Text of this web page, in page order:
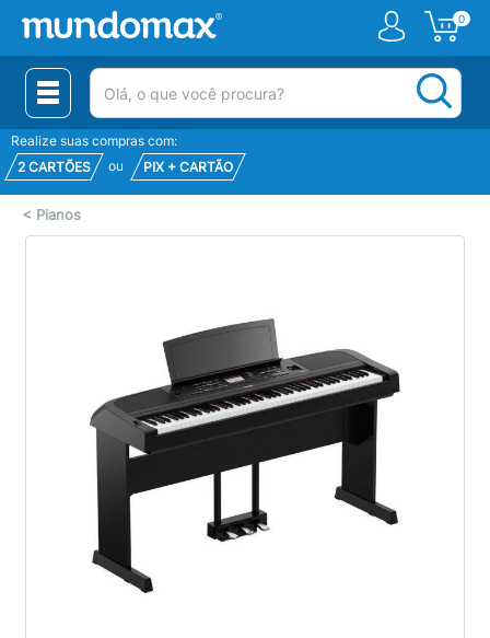
0
(pesquisar)
Realize suas compras com:
2 CARTÕES
ou PIX + CARTÃO
< Pianos